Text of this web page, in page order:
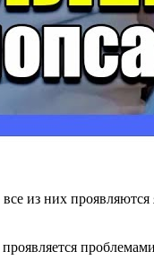
из них проявляются